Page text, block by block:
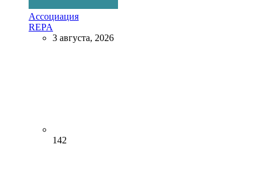
Ассоциация
REPA
3 августа, 2026
142